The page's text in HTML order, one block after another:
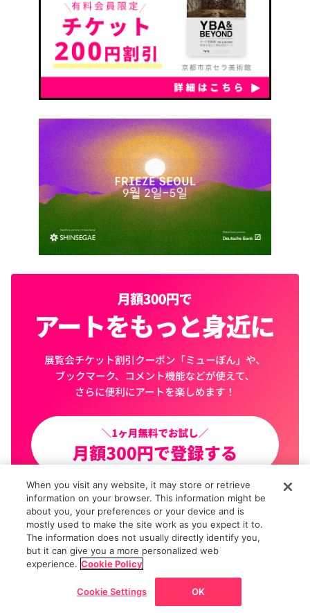
注目の記事 読まれています
When you visit any website, it may store or retrieve
information on your browser. This information might be
about you, your preferences or your device and is
mostly used to make the site work as you expect it to.
The information does not usually directly identify you,
but it can give you a more personalized web
experience. Cookie Policy
Cookie Settings OK